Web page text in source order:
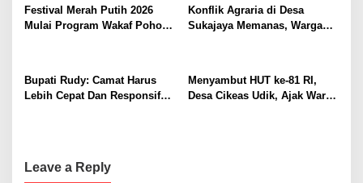
i
g
t
i
Festival Merah Putih 2026
Mulai Program Wakaf Pohon
Konflik Agraria di Desa
Sukajaya Memanas, Warga
Bupati Rudy: Camat Harus
Lebih Cepat Dan Responsif
Menyambut HUT ke-81 RI,
Desa Cikeas Udik, Ajak Warga
Leave a Reply